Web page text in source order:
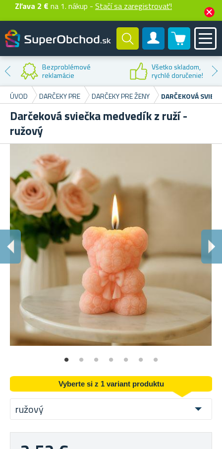
Zľava 2 € na 1. nákup - Stačí sa zaregistrovať!
Zákaznícky účet
0 produktů
Bezproblémové
reklamácie
Všetko skladom,
rychlé doručenie!
ÚVOD
DARČEKY PRE DARČEKY PRE ŽENY DARČEKOVÁ
Darčeková sviečka medvedík z ruží -
ružový
Vyberte si z 1 variant produktu
ružový